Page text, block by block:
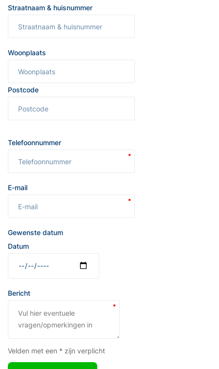
Straatnaam & huisnummer
Woonplaats
Postcode
Telefoonnummer
E-mail
Gewenste datum
Datum
Bericht
Velden met een * zijn verplicht